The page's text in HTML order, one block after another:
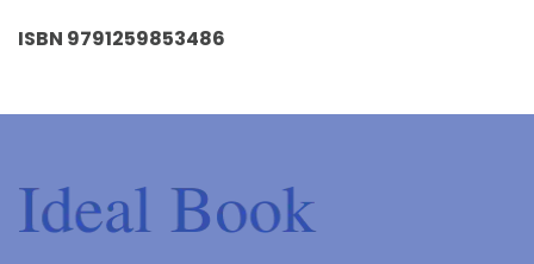
ISBN 9791259853486